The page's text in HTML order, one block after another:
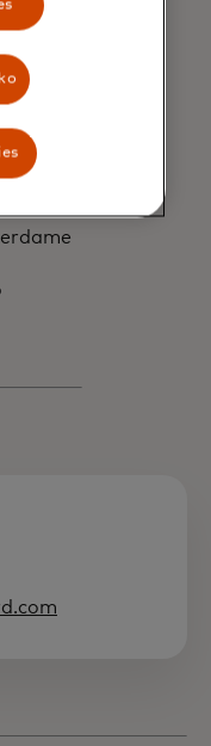
stavia
k
na